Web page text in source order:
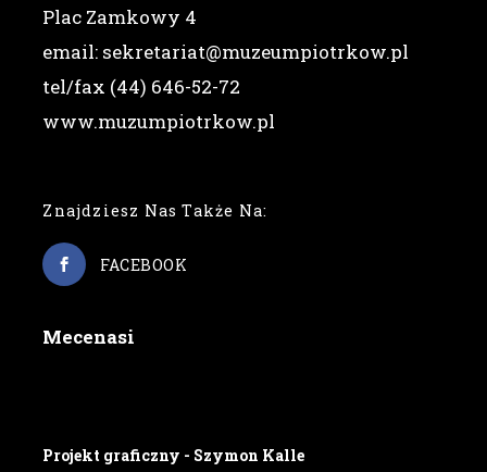
Plac Zamkowy 4
email: sekretariat@muzeumpiotrkow.pl
tel/fax (44) 646-52-72
www.muzumpiotrkow.pl
Znajdziesz Nas Także Na:
FACEBOOK
Mecenasi
Projekt graficzny - Szymon Kalle